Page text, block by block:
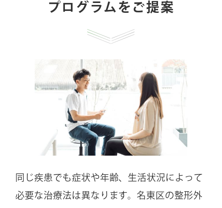
プログラムをご提案
同じ疾患でも症状や年齢、生活状況によって
必要な治療法は異なります。名東区の整形外